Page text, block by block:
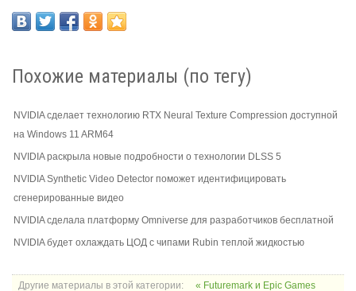
Похожие материалы (по тегу)
NVIDIA сделает технологию RTX Neural Texture Compression доступной
на Windows 11 ARM64
NVIDIA раскрыла новые подробности о технологии DLSS 5
NVIDIA Synthetic Video Detector поможет идентифицировать
сгенерированные видео
NVIDIA сделала платформу Omniverse для разработчиков бесплатной
NVIDIA будет охлаждать ЦОД с чипами Rubin теплой жидкостью
Другие материалы в этой категории: « Futuremark и Epic Games